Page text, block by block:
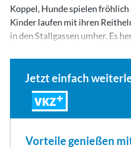
Koppel, Hunde spielen
Kinder laufen mit ihren
in den Stallgassen umher. Es
Jetzt einfach
VKZ
Vorteile genießen